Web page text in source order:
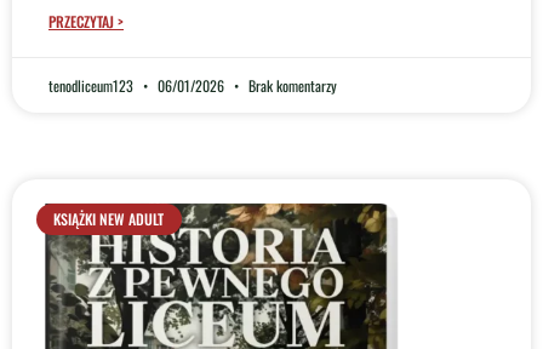
PRZECZYTAJ >
tenodliceum123 06/01/2026 Brak komentarzy
KSIĄŻKI NEW ADULT